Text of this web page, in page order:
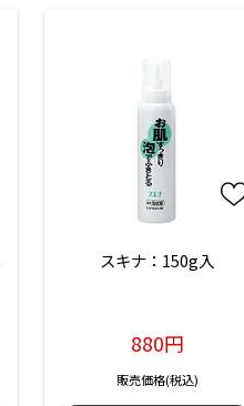
スキナ：150g入
880円
販売価格(税込)